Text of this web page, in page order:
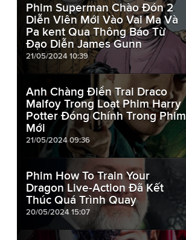
Phim Superman Chào Đón 2
Diễn Viên Mới Vào Vai Ma Và
Pa kent Qua Thông Báo Từ
Đạo Diễn James Gunn
21/05/2024 10:39
Anh Chàng Điển Trai Draco
Malfoy Trong Loạt Phim Harry
Potter Đóng Chính Trong Phim
Mới
21/05/2024 09:36
Phim How To Train Your
Dragon Live-Action Đã Kết
Thúc Quá Trình Quay
20/05/2024 15:07